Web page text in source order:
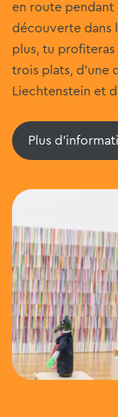
en route pendant
découverte dans
plus, tu
trois plats, d'une
Liechtenstein et
Plus